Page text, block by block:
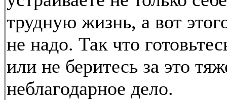
трудную жизнь, а вот
не надо. Так что
или не беритесь за это
неблагодарное дело.